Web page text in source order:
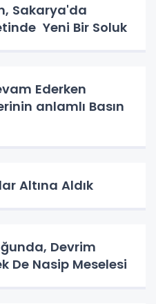
Sakarya'da
Yeni Bir Soluk
Ederken
anlamlı Basın
Altına Aldık
Devrim
De Nasip Meselesi